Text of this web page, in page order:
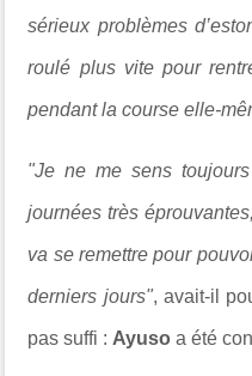
sérieux problèmes
roulé plus vite pour
pendant la course elle-
"Je ne me sens
journées très
va se remettre pour
derniers jours", avait-il
pas suffi : Ayusoa été